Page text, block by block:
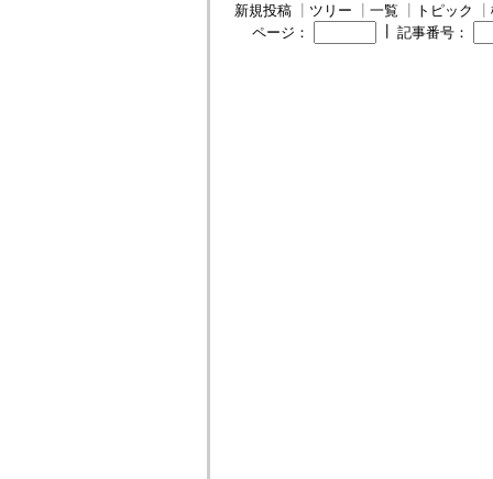
新規投稿 ツリー 一覧 トピック
ページ：
記事番号：